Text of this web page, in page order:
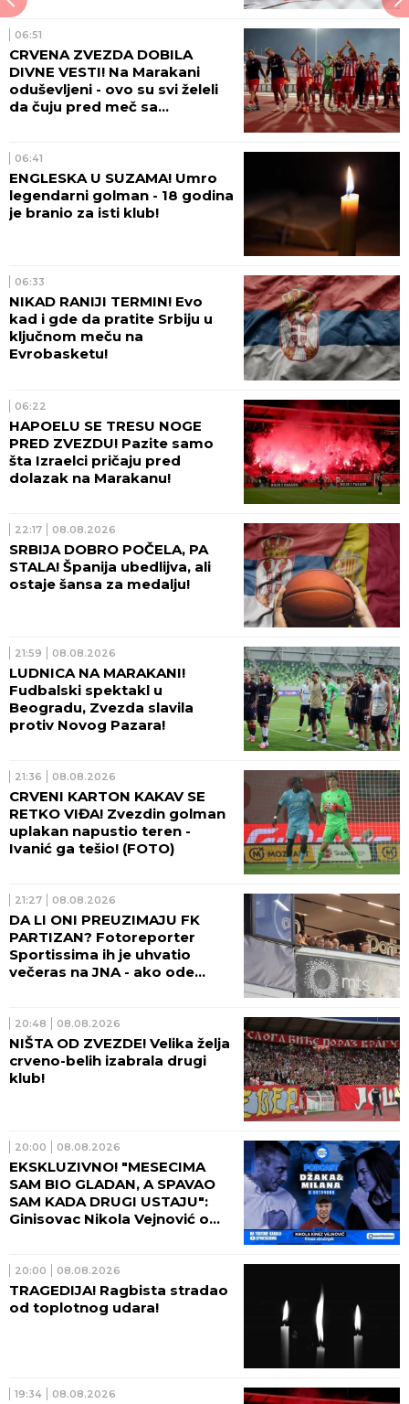
06:51
CRVENA ZVEZDA DOBILA
DIVNE VESTI! Na Marakani
oduševljeni - ovo su svi želeli
da čuju pred meč sa
06:41
ENGLESKA U SUZAMA! Umro
legendarni golman - 18 godina
je branio za isti klub!
06:33
NIKAD RANIJI TERMIN! Evo
kad i gde da pratite Srbiju u
ključnom meču na
Evrobasketu!
06:22
HAPOELU SE TRESU NOGE
PRED ZVEZDU! Pazite samo
šta Izraelci pričaju pred
dolazak na Marakanu!
22:17 08.08.2026
SRBIJA DOBRO POČELA, PA
STALA! Španija ubedlijva, ali
ostaje šansa za medalju!
21:59 08.08.2026
LUDNICA NA MARAKANI!
Fudbalski spektakl u
Beogradu, Zvezda slavila
protiv Novog Pazara!
21:36 08.08.2026
CRVENI KARTON KAKAV SE
RETKO VIĐA! Zvezdin golman
uplakan napustio teren -
Ivanić ga tešio! (FOTO)
21:27 08.08.2026
DA LI ONI PREUZIMAJU FK
PARTIZAN? Fotoreporter
Sportissima ih je uhvatio
večeras na JNA - ako ode
(FOTO)
20:48 08.08.2026
NIŠTA OD ZVEZDE! Velika želja
crveno-belih izabrala drugi
klub!
20:00 08.08.2026
EKSKLUZIVNO! "MESECIMA
SAM BIO GLADAN, A SPAVAO
SAM KADA DRUGI USTAJU":
Ginisovac Nikola Vejnović o
20:00 08.08.2026
TRAGEDIJA! Ragbista stradao
od toplotnog udara!
19:34 08.08.2026